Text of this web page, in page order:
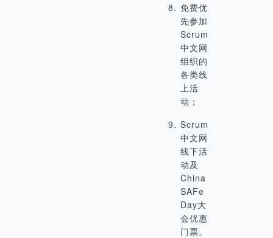
免费优
先参加
Scrum
中文网
组织的
各类线
上活
动；
Scrum
中文网
线下活
动及
China
SAFe
Day大
会优惠
门票。